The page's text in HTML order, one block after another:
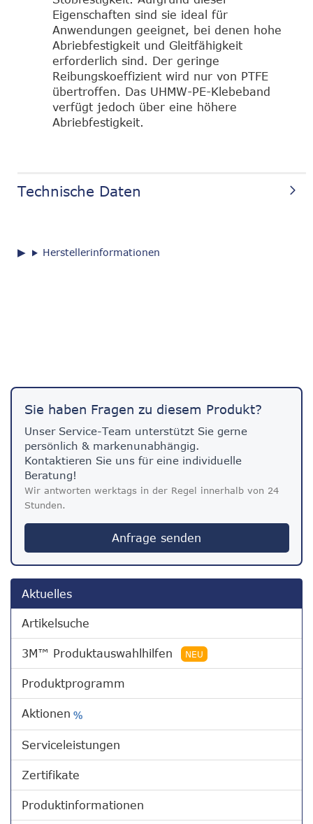
Eigenschaften sind sie ideal für
Anwendungen geeignet, bei denen hohe
Abriebfestigkeit und Gleitfähigkeit
erforderlich sind. Der geringe
Reibungskoeffizient wird nur von PTFE
übertroffen. Das UHMW-PE-Klebeband
verfügt jedoch über eine höhere
Abriebfestigkeit.
Technische Daten
Herstellerinformationen
Sie haben Fragen zu diesem Produkt?
Unser Service-Team unterstützt Sie gerne
persönlich & markenunabhängig.
Kontaktieren Sie uns für eine individuelle
Beratung!
Wir antworten werktags in der Regel innerhalb von 24
Stunden.
Anfrage senden
Aktuelles
Artikelsuche
3M™ Produktauswahlhilfen NEU
Produktprogramm
Aktionen %
Serviceleistungen
Zertifikate
Produktinformationen